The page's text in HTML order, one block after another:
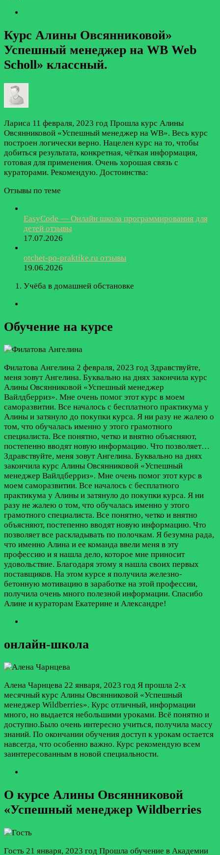
Курс Алины Овсянниковой»
Успешный менеджер на WB Web
Scholl» классный.
Лариса 11 февраля, 2023 год Прошла курс Алины
Овсянниковой «Успешный менеджер на WB». Весь курс
построен логически верно. Нацелен курс на то, чтобы
добиться результата, конкретная, чёткая информация,
готовая для применения. Очень хорошая связь с
кураторами. Рекомендую. Достоинства:
Отзывы по теме
EasyCode — Онлайн школа программирования для
детей отзывы
17.07.2026
otchet-po-praktike.ru отзывы
19.06.2026
Учёба в домашней обстановке
Обучение на курсе
Филатова Ангелина 2 февраля, 2023 год Здравствуйте,
меня зовут Ангелина. Буквально на днях закончила курс
Алины Овсянниковой «Успешный менеджер
Вайлдберриз». Мне очень помог этот курс в моем
саморазвитии. Все началось с бесплатного практикума у
Алины и затянуло до покупки курса. Я ни разу не жалею о
том, что обучалась именно у этого грамотного
специалиста. Все понятно, четко и внятно объясняют,
постепенно вводят новую информацию. Что позволяет…
Здравствуйте, меня зовут Ангелина. Буквально на днях
закончила курс Алины Овсянниковой «Успешный
менеджер Вайлдберриз». Мне очень помог этот курс в
моем саморазвитии. Все началось с бесплатного
практикума у Алины и затянуло до покупки курса. Я ни
разу не жалею о том, что обучалась именно у этого
грамотного специалиста. Все понятно, четко и внятно
объясняют, постепенно вводят новую информацию. Что
позволяет все раскладывать по полочкам. Я безумна рада,
что именно Алина и ее команда ввели меня в эту
профессию и я нашла дело, которое мне приносит
удовольствие. Благодаря этому я нашла своих первых
поставщиков. На этом курсе я получила железно-
бетонную мотивацию в заработке на этой профессии,
получила очень много полезной информации. Спасибо
Алине и кураторам Екатерине и Александре!
онлайн-школа
Алена Чарнцева 22 января, 2023 год Я прошла 2-х
месячный курс Алины Овсянниковой «Успешный
менеджер Wildberries». Курс отличный, информации
много, но выдается небольшими уроками. Всё понятно и
доступно.Было очень интересно учиться, получила массу
знаний. По окончании обучения доступ к урокам остается
навсегда, что особенно важно. Курс рекомендую всем
заинтересованным в новой специальности.
О курсе Алины Овсянниковой
«Успешный менеджер Wildberries
Гость 21 января, 2023 год Прошла обучение в Академии